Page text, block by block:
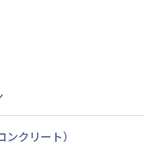
ンクリート）